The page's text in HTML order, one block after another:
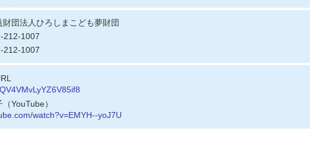
財団法人ひろしまこども夢財団
212-1007
212-1007
YouTube）
watch?v=EMYH--yoJ7U